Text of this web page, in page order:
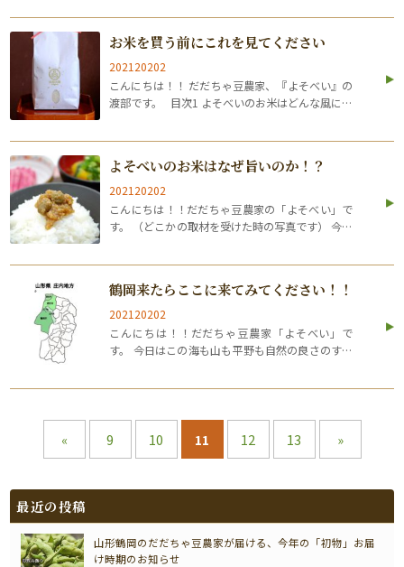
大雪だとか！！ さて、前回はお米のことをお話
お米を買う前にこれを見てください
202120202
こんにちは！！ だだちゃ豆農家、『よそべい』の
渡部です。 目次1 よそべいのお米はどんな風に美
るはえぬき3 つやつやモチモチで贅沢なつや姫4
よそべいのお米はなぜ旨いのか！？
202120202
こんにちは！！だだちゃ豆農家の「よそべい」で
す。 （どこかの取材を受けた時の写真です） 今回
ね。 美味いのから、逆に不味いのまでいろんな経
鶴岡来たらここに来てみてください！！
202120202
こんにちは！！だだちゃ豆農家「よそべい」で
す。 今日はこの海も山も平野も自然の良さのすべ
と思います。 ちなみに前回の内容はこちらのブロ
« 9 10 11 12 13 »
最近の投稿
山形鶴岡のだだちゃ豆農家が届ける、今年の「初物」お届
け時期のお知らせ